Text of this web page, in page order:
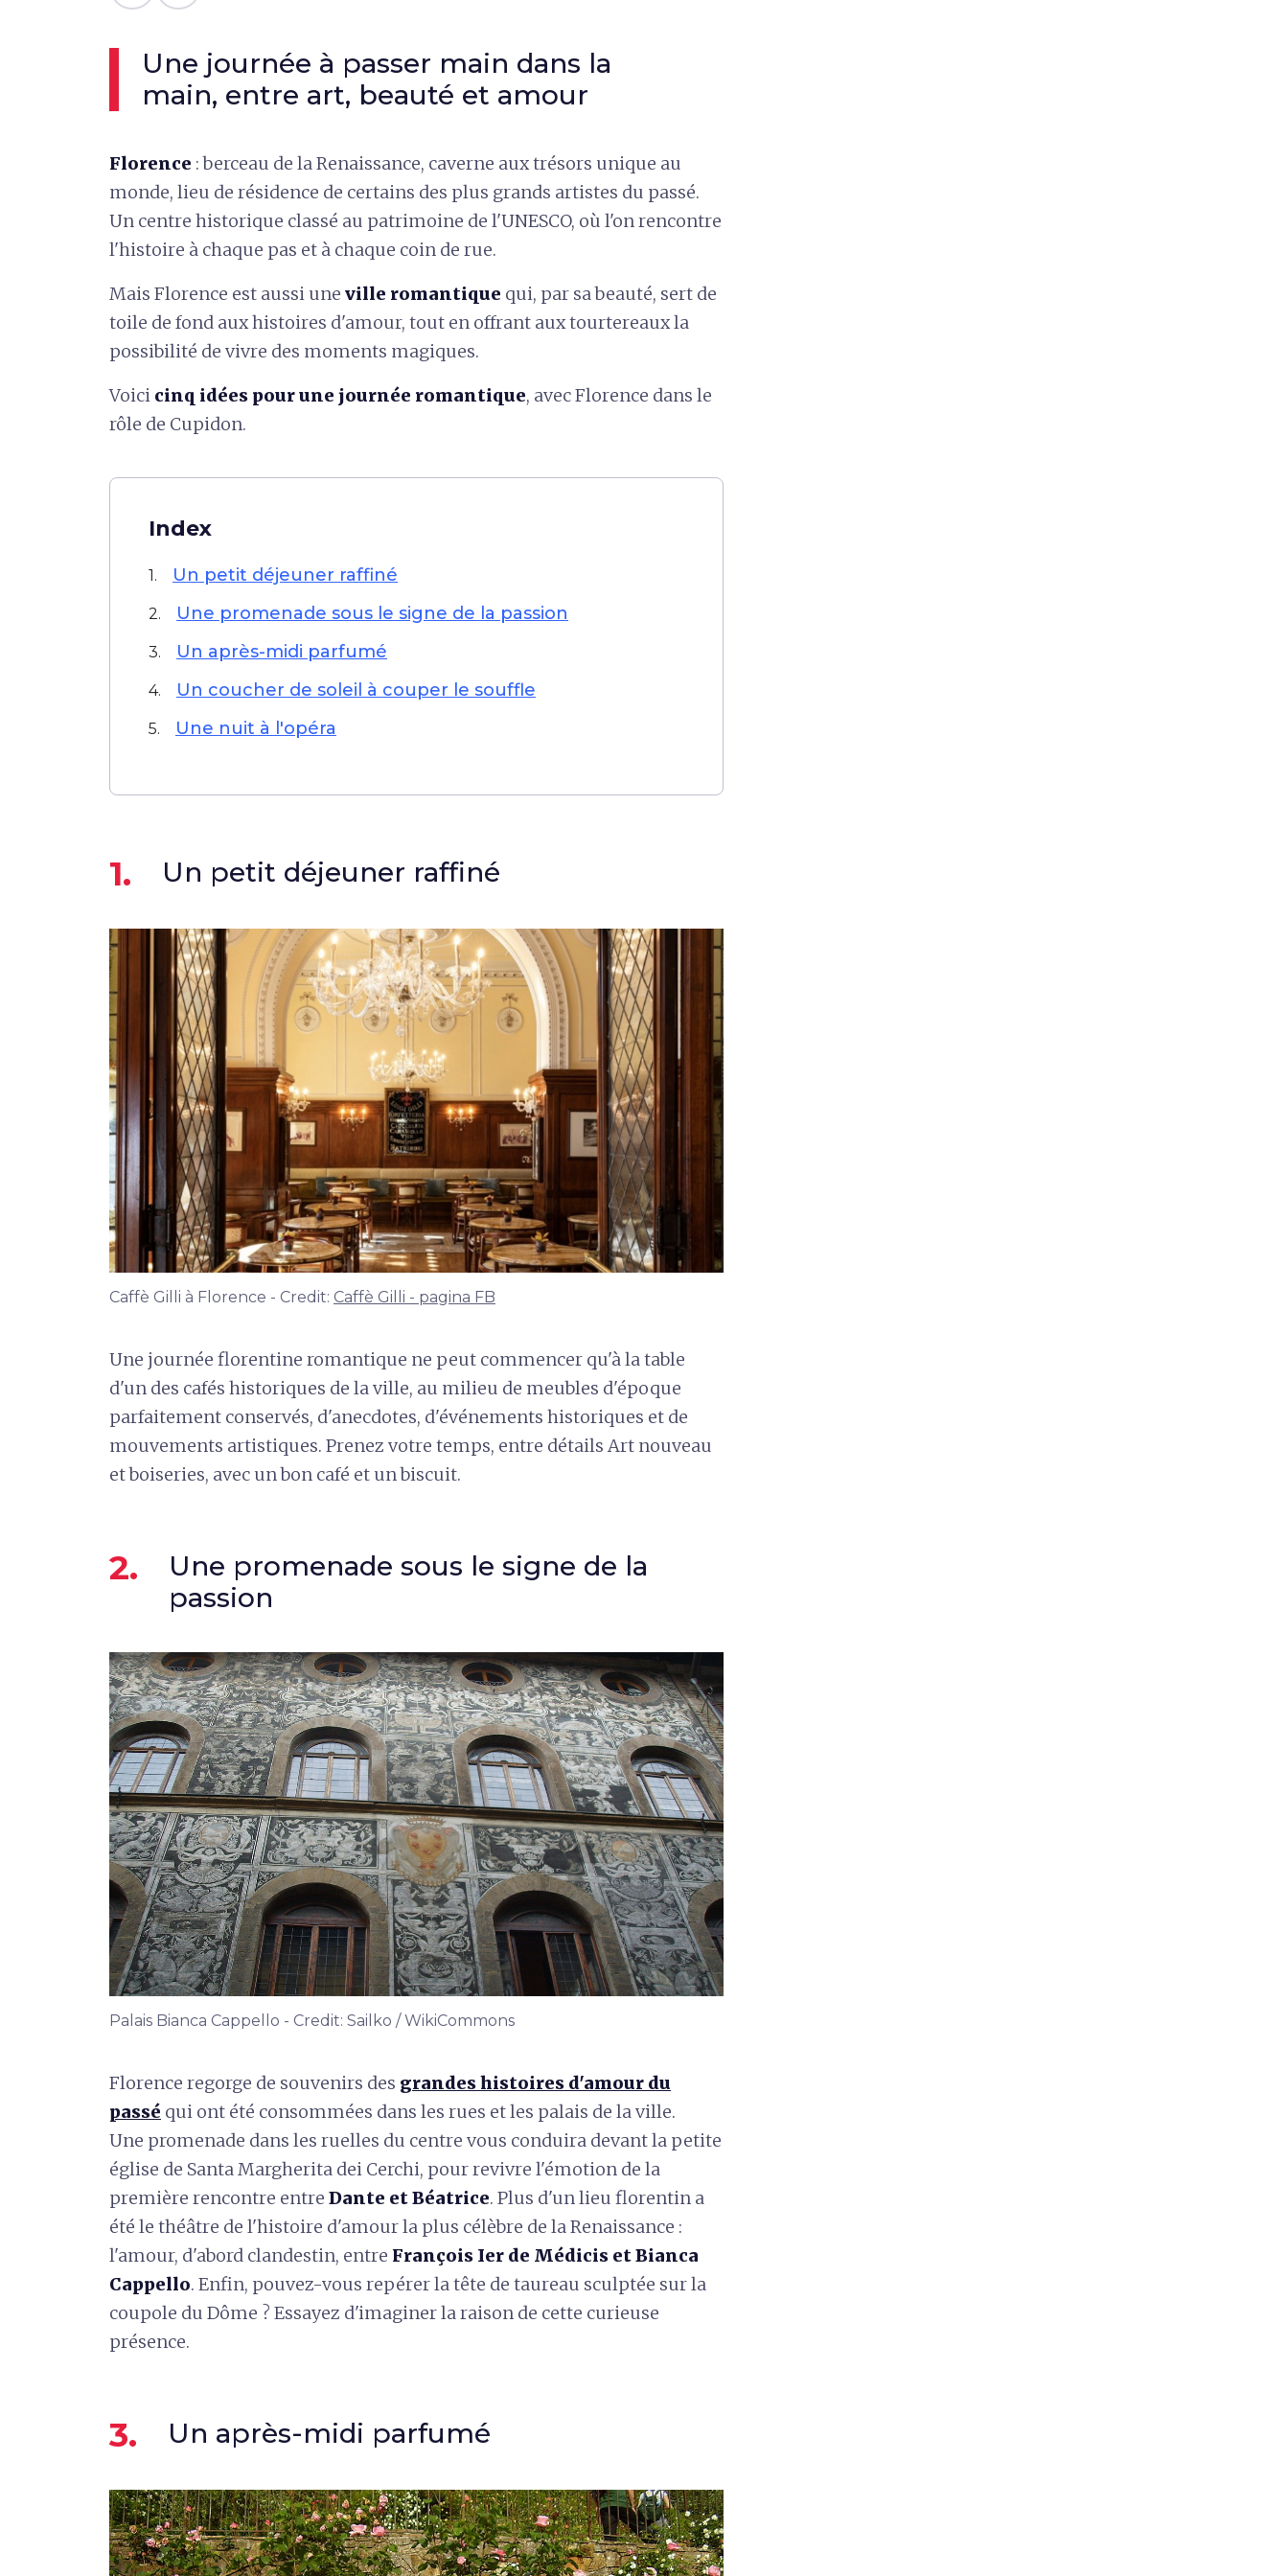
Une journée à passer main dans la
main, entre art, beauté et amour
Florence : berceau de la Renaissance, caverne aux trésors unique au
monde, lieu de résidence de certains des plus grands artistes du passé.
Un centre historique classé au patrimoine de l'UNESCO, où l'on rencontre
l'histoire à chaque pas et à chaque coin de rue.
Mais Florence est aussi une ville romantique qui, par sa beauté, sert de
toile de fond aux histoires d'amour, tout en offrant aux tourtereaux la
possibilité de vivre des moments magiques.
Voici cinq idées pour une journée romantique, avec Florence dans le
rôle de Cupidon.
Index
1. Un petit déjeuner raffiné
2. Une promenade sous le signe de la passion
3. Un après-midi parfumé
4. Un coucher de soleil à couper le souffle
5. Une nuit à l'opéra
1. Un petit déjeuner raffiné
Caffè Gilli à Florence - Credit: Caffè Gilli - pagina FB
Une journée florentine romantique ne peut commencer qu'à la table
d'un des cafés historiques de la ville, au milieu de meubles d'époque
parfaitement conservés, d'anecdotes, d'événements historiques et de
mouvements artistiques. Prenez votre temps, entre détails Art nouveau
et boiseries, avec un bon café et un biscuit.
2.
Une promenade sous le signe de la
passion
Palais Bianca Cappello - Credit: Sailko / WikiCommons
Florence regorge de souvenirs des grandes histoires d'amour du
passé qui ont été consommées dans les rues et les palais de la ville.
Une promenade dans les ruelles du centre vous conduira devant la petite
église de Santa Margherita dei Cerchi, pour revivre l'émotion de la
première rencontre entre Dante et Béatrice. Plus d'un lieu florentin a
été le théâtre de l'histoire d'amour la plus célèbre de la Renaissance :
l'amour, d'abord clandestin, entre François Ier de Médicis et Bianca
Cappello. Enfin, pouvez-vous repérer la tête de taureau sculptée sur la
coupole du Dôme ? Essayez d'imaginer la raison de cette curieuse
présence.
3. Un après-midi parfumé